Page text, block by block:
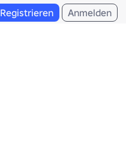
Registrieren Anmelden